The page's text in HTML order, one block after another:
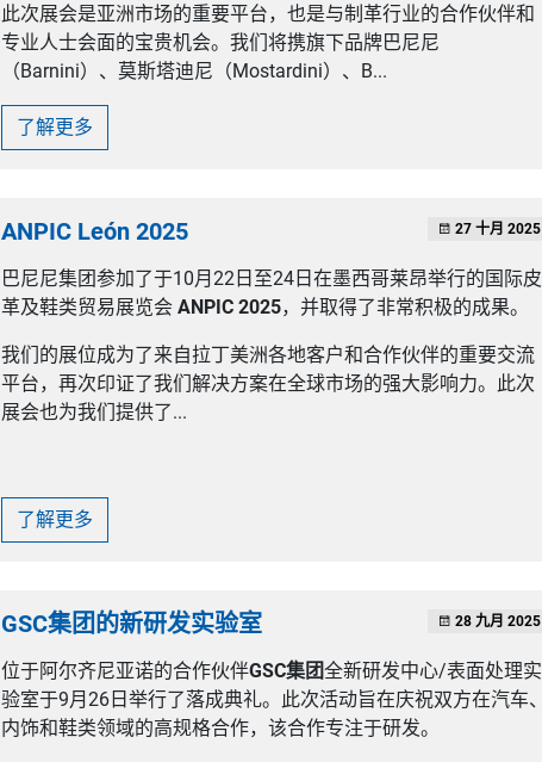
此次展会是亚洲市场的重要平台，也是与制革行业的合作伙伴和
专业人士会面的宝贵机会。我们将携旗下品牌巴尼尼
（Barnini）、莫斯塔迪尼（Mostardini）、B...
了解更多
ANPIC León 2025 27 十月 2025
巴尼尼集团参加了于10月22日至24日在墨西哥莱昂举行的国际皮
革及鞋类贸易展览会 ANPIC 2025，并取得了非常积极的成果。
我们的展位成为了来自拉丁美洲各地客户和合作伙伴的重要交流
平台，再次印证了我们解决方案在全球市场的强大影响力。此次
展会也为我们提供了...
了解更多
GSC集团的新研发实验室 28 九月 2025
位于阿尔齐尼亚诺的合作伙伴GSC集团全新研发中心/表面处理实
验室于9月26日举行了落成典礼。此次活动旨在庆祝双方在汽车、
内饰和鞋类领域的高规格合作，该合作专注于研发。